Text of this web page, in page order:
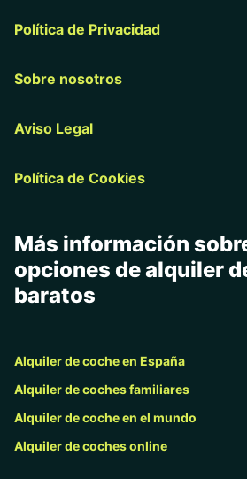
Política de Privacidad
Sobre nosotros
Aviso Legal
Política de Cookies
Más información
opciones de alquiler
baratos
Alquiler de coche en España
Alquiler de coches familiares
Alquiler de coche en el mundo
Alquiler de coches online